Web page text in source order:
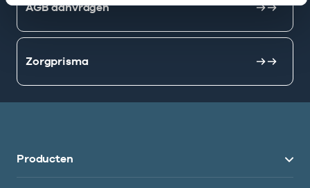
AGB aanvragen
Zorgprisma
Producten